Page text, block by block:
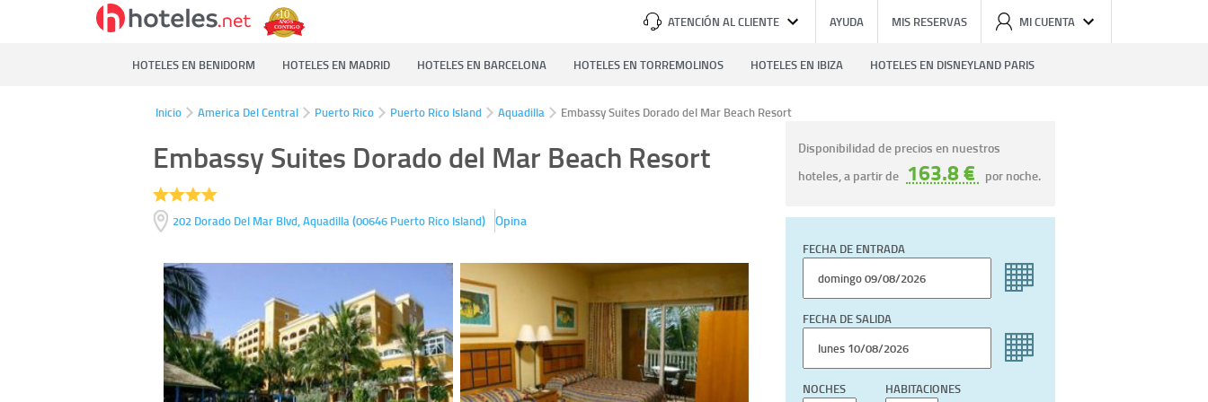
ATENCIÓN AL CLIENTE AYUDA MIS RESERVAS MI CUENTA
HOTELES EN BENIDORM HOTELES EN MADRID HOTELES EN BARCELONA HOTELES EN TORREMOLINOS HOTELES EN IBIZA HOTELES EN DISNEYLAND PARIS
Inicio America Del Central Puerto Rico Puerto Rico Island Aquadilla Embassy Suites Dorado del Mar Beach Resort
Embassy Suites Dorado del Mar Beach Resort
202 Dorado Del Mar Blvd,Aquadilla(00646 Puerto Rico Island) Opina
Disponibilidad de precios en nuestros
hoteles, a partir de 163.8 € por noche.
FECHA DE ENTRADA
FECHA DE SALIDA
NOCHES HABITACIONES